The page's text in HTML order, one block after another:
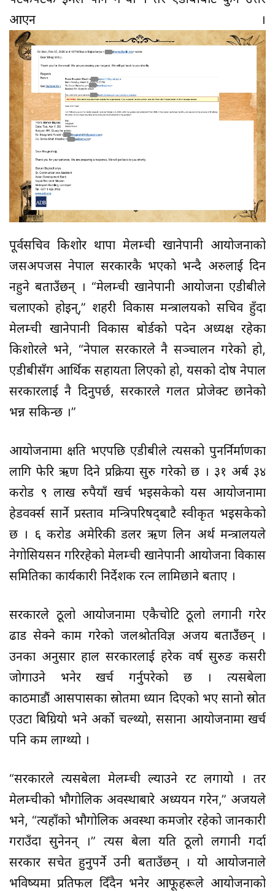
आएन ।
पूर्वसचिव किशोर थापा मेलम्ची खानेपानी आयोजनाको
जसअपजस नेपाल सरकारकै भएको भन्दै अरुलाई दिन
नहुने बताउँछन् । “मेलम्ची खानेपानी आयोजना एडीबीले
चलाएको होइन्,” शहरी विकास मन्त्रालयको सचिव हुँदा
मेलम्ची खानेपानी विकास बोर्डको पदेन अध्यक्ष रहेका
किशोरले भने, “नेपाल सरकारले नै सञ्चालन गरेको हो,
एडीबीसँग आर्थिक सहायता लिएको हो, यसको दोष नेपाल
सरकारलाई नै दिनुपर्छ, सरकारले गलत प्रोजेक्ट छानेको
भन्न सकिन्छ ।”
आयोजनामा क्षति भएपछि एडीबीले त्यसको पुनर्निर्माणका
लागि फेरि ऋण दिने प्रक्रिया सुरु गरेको छ । ३१ अर्ब ३४
करोड ९ लाख रुपैयाँ खर्च भइसकेको यस आयोजनामा
हेडवर्क्स सार्ने प्रस्ताव मन्त्रिपरिषद्‍बाटै स्वीकृत भइसकेको
छ । ६ करोड अमेरिकी डलर ऋण लिन अर्थ मन्त्रालयले
नेगोसियसन गरिरहेको मेलम्ची खानेपानी आयोजना विकास
समितिका कार्यकारी निर्देशक रत्न लामिछाने बताए ।
सरकारले ठूलो आयोजनामा एकैचोटि ठूलो लगानी गरेर
ढाड सेक्ने काम गरेको जलश्रोतविज्ञ अजय बताउँँछन् ।
उनका अनुसार हाल सरकारलाई हरेक वर्ष सुरुङ कसरी
जोगाउने भनेर खर्च गर्नुपरेको छ । त्यसबेला
काठमाडौं आसपासका स्रोतमा ध्यान दिएको भए सानो स्रोत
एउटा बिग्रियो भने अर्को चल्थ्यो, ससाना आयोजनामा खर्च
पनि कम लाग्थ्यो ।
“सरकारले त्यसबेला मेलम्ची ल्याउने रट लगायो । तर
मेलम्चीको भौगोलिक अवस्थाबारे अध्ययन गरेन,” अजयले
भने, “त्यहाँको भौगोलिक अवस्था कमजोर रहेको जानकारी
गराउँदा सुनेनन् ।” त्यस बेला यति ठूलो लगानी गर्दा
सरकार सचेत हुनुपर्ने उनी बताउँछन् । यो आयोजनाले
भविष्यमा प्रतिफल दिँदैन भनेर आफूहरूले आयोजनाको